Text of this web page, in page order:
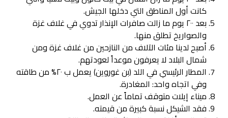
كانت أول المناطق التي دخلها الجيش.
بعد ٢٠٠ يوم ما زالت صافرات الإنذار تدوي في غلاف غزة
والصواريخ تطلق منها.
أصبح لدينا مئات الآلاف من النازحين من غلاف غزة ومن
شمال البلاد لا يعرفون موعداً لعودتهم.
المطار الرئيسي في اللد (بن غوروين) يعمل ب ٢٠% من طاقته
وفي اتجاه واحد: المغادرة.
ميناء إيلات متوقف تماماً عن العمل.
فقد الشيكل نسبة كبيرة من قيمته.